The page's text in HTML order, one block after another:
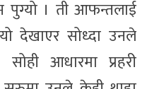
। ती आफन्तलाई
देखाएर सोध्दा उनले
आधारमा प्रहरी